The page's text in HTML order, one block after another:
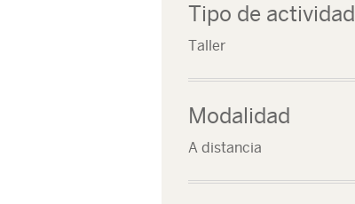
Tipo de actividad
Taller
Modalidad
A distancia